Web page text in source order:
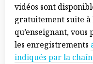
vidéos sont
gratuitement suite
qu’enseignant,
les enregistrements
indiqués par la